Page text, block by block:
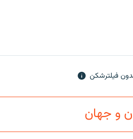
فیلترشکن
و جهان